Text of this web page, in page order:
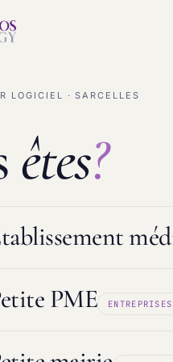
LOGICIEL · SARCELLES
êtes?
ESMS & DUI Protection
PME